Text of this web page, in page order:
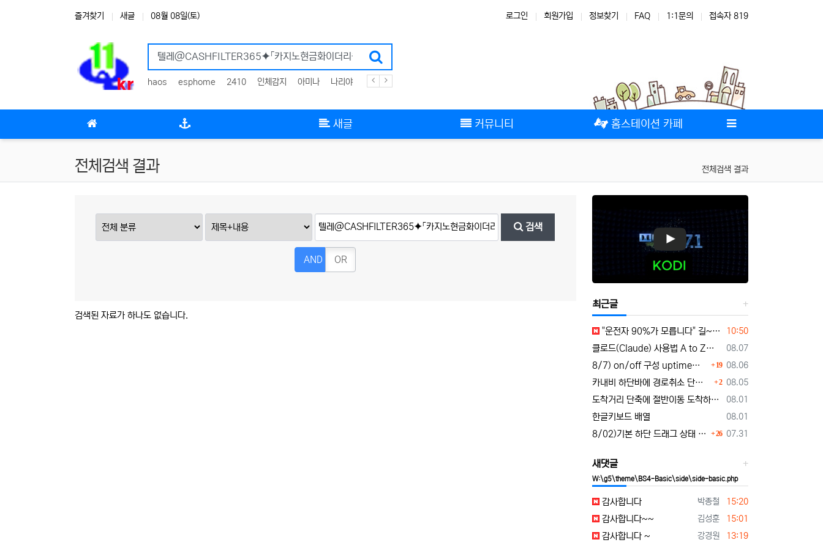
즐겨찾기 새글 08월 08일(토) 로그인 회원가입 정보찾기 FAQ 1:1문의 접속자 819
haos esphome 2410 인체감지 아미나 나리야 플러그인 위젯 애드온
새글 커뮤니티 홈스테이션 카페
전체검색 결과 전체검색 결과
검색
AND OR
검색된 자료가 하나도 없습니다.
최근글
등록일
10:50
"운전자 90%가 모릅니다" 길~게 누르면 작동하는 자동차 숨겨진 꿀기능
등록일
08.07
클로드(Claude) 사용법 A to Z｜가입부터 업무 활용법 VSCODE 연결 까지
등록일
08.06
8/7) on/off 구성 uptime표시로 운행시간표시 🚗최근목적지 바로가기 및 ⛔이전화면이동과 260807 19
등록일
08.05
카내비 하단바에 경로취소 단축버튼 추가 요청 2
등록일
08.01
도착거리 단축에 절반이동 도착하기 로드리게스로 5가지를 한 번에 배우세요
등록일
08.01
한글키보드 배열
등록일
07.31
8/02)기본 하단 드래그 상태 시작 기능 carnavi-11-6-0-3944_cargps_260802.apk 26
새댓글
W:\g5\theme\BS4-Basic\side\side-basic.php
등록자
박종철 등록일
15:20
감사합니다
등록자
김성훈 등록일
15:01
감사합니다~~
등록자
강경원 등록일
13:19
감사합니다 ~